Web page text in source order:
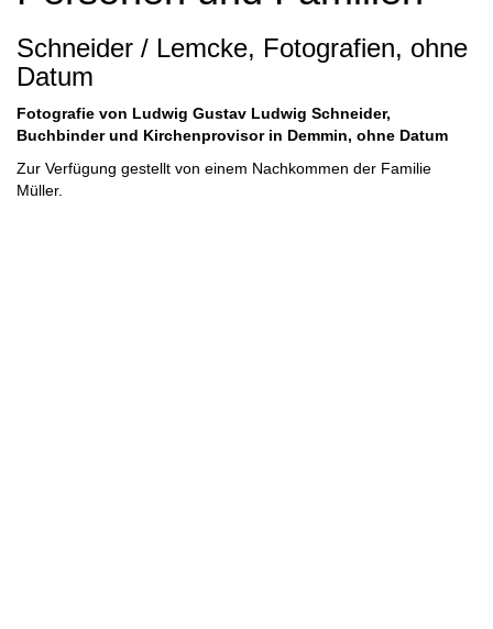
Schneider / Lemcke, Fotografien, ohne
Datum
Fotografie von Ludwig Gustav Ludwig Schneider,
Buchbinder und Kirchenprovisor in Demmin, ohne Datum
Zur Verfügung gestellt von einem Nachkommen der Familie
Müller.